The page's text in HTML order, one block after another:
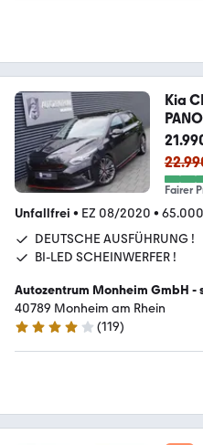
Kia
Fairer
Unfallfrei • EZ 08/2020 •
DEUTSCHE AUSFÜHRUNG !
BI-LED SCHEINWERFER !
Autozentrum Monheim GmbH -
40789 Monheim am Rhein
4 Sterne
(119)